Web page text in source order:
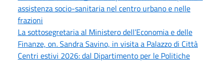
assistenza socio-sanitaria nel centro urbano e nelle
frazioni
La sottosegretaria al Ministero dell’Economia e delle
Finanze, on. Sandra Savino, in visita a Palazzo di Città
Centri estivi 2026: dal Dipartimento per le Politiche